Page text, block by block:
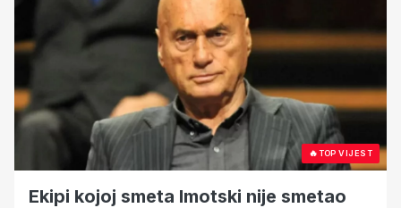
🔥TOP VIJEST
Ekipi kojoj smeta Imotski nije smetao